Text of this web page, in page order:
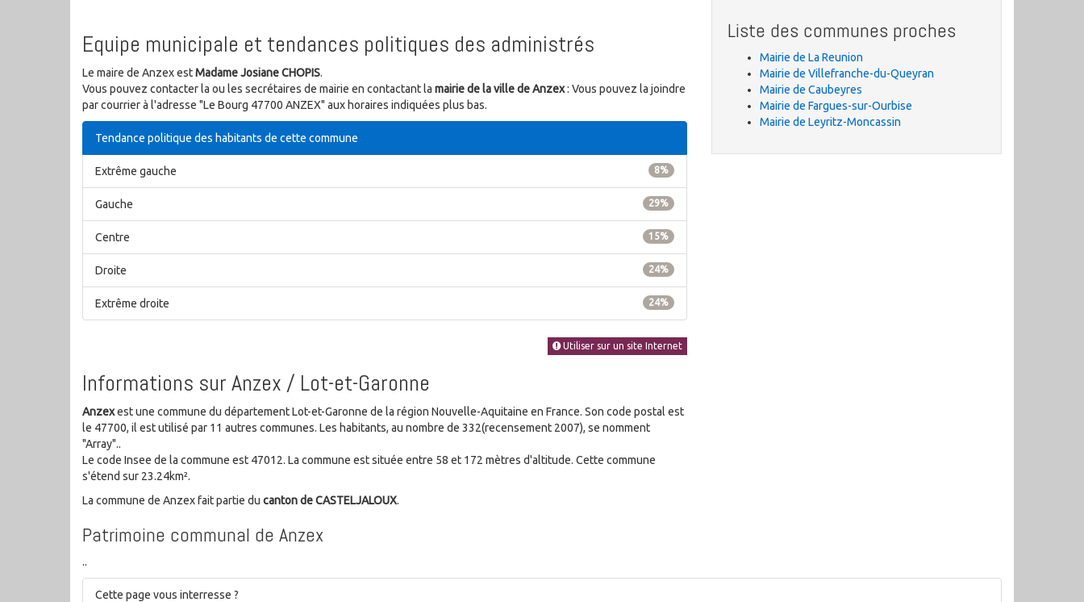
Equipe municipale et tendances politiques des administrés
Le maire de Anzex estMadame Josiane CHOPIS.
Vous pouvez contacter la ou les secrétaires de mairie en contactant la mairie de la ville de Anzex: Vous pouvez la joindre
par courrier à l'adresse "Le Bourg 47700 ANZEX" aux horaires indiquées plus bas.
Tendance politique des habitants de cette commune
8%
Extrême gauche
29%
Gauche
15%
Centre
24%
Droite
24%
Extrême droite
Utiliser sur un site Internet
Informations sur Anzex / Lot-et-Garonne
Anzexest une commune du département Lot-et-Garonne de la région Nouvelle-Aquitaine en France. Son code postal est
le 47700, il est utilisé par 11 autres communes. Les habitants, au nombre de 332(recensement 2007), se nomment
"Array"..
Le code Insee de la commune est 47012. La commune est située entre 58 et 172 mètres d'altitude. Cette commune
s'étend sur 23.24km².
La commune de Anzex fait partie du canton de CASTELJALOUX.
Patrimoine communal de Anzex
..
Liste des communes proches
Mairie de La Reunion
Mairie de Villefranche-du-Queyran
Mairie de Caubeyres
Mairie de Fargues-sur-Ourbise
Mairie de Leyritz-Moncassin
Cette page vous interresse ?